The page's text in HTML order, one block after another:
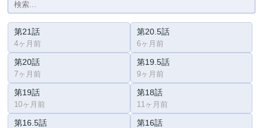
第21話
4ヶ月前
第20.5話
6ヶ月前
第20話
7ヶ月前
第19.5話
9ヶ月前
第19話
10ヶ月前
第18話
11ヶ月前
第16.5話 第16話